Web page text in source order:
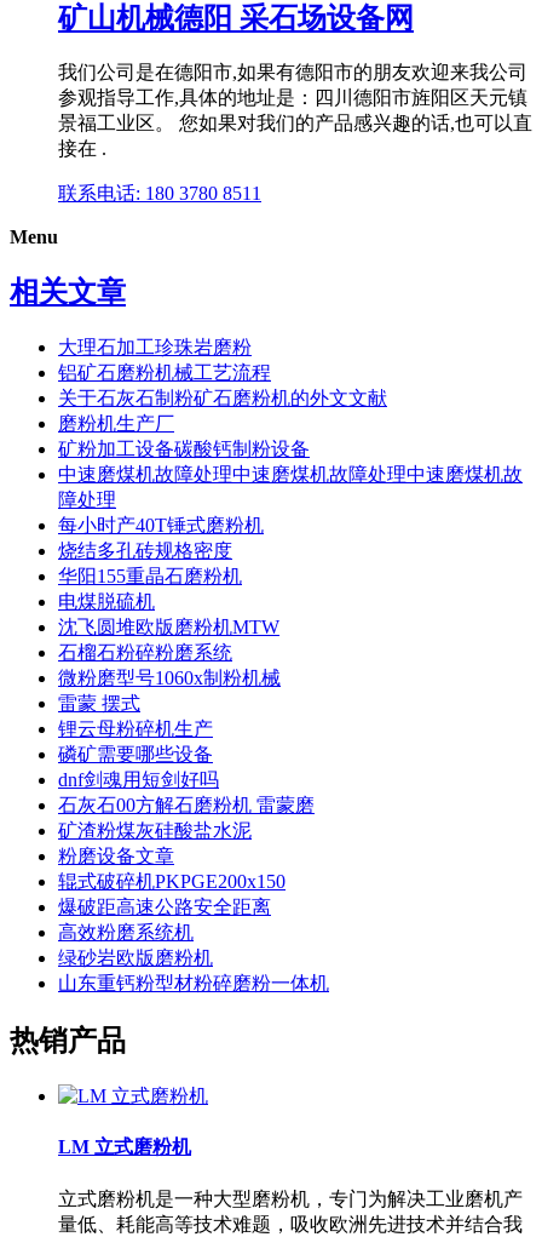
矿山机械德阳 采石场设备网
我们公司是在德阳市,如果有德阳市的朋友欢迎来我公司
参观指导工作,具体的地址是：四川德阳市旌阳区天元镇
景福工业区。 您如果对我们的产品感兴趣的话,也可以直
接在 .
联系电话: 180 3780 8511
Menu
相关文章
大理石加工珍珠岩磨粉
铝矿石磨粉机械工艺流程
关于石灰石制粉矿石磨粉机的外文文献
磨粉机生产厂
矿粉加工设备碳酸钙制粉设备
中速磨煤机故障处理中速磨煤机故障处理中速磨煤机故
障处理
每小时产40T锤式磨粉机
烧结多孔砖规格密度
华阳155重晶石磨粉机
电煤脱硫机
沈飞圆堆欧版磨粉机MTW
石榴石粉碎粉磨系统
微粉磨型号1060x制粉机械
雷蒙 摆式
锂云母粉碎机生产
磷矿需要哪些设备
dnf剑魂用短剑好吗
石灰石00方解石磨粉机 雷蒙磨
矿渣粉煤灰硅酸盐水泥
粉磨设备文章
辊式破碎机PKPGE200x150
爆破距高速公路安全距离
高效粉磨系统机
绿砂岩欧版磨粉机
山东重钙粉型材粉碎磨粉一体机
热销产品
LM 立式磨粉机
立式磨粉机是一种大型磨粉机，专门为解决工业磨机产
量低、耗能高等技术难题，吸收欧洲先进技术并结合我